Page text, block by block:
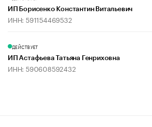
ИП Борисенко Константин Витальевич
ИНН: 591154469532
ДЕЙСТВУЕТ
ИП Астафьева Татьяна Генриховна
ИНН: 590608592432